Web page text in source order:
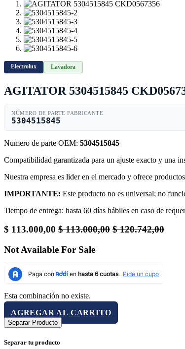
Electrolux Lavadora
AGITATOR 5304515845
NÚMERO DE PARTE FABRICANTE
5304515845
Numero de parte OEM: 5304515845
Compatibilidad garantizada para un ajuste exacto y una
Nuestra empresa es lider en el mercado y ofrece
IMPORTANTE: Este producto no es universal; no
Tiempo de entrega: hasta 60 días hábiles en caso de
$ 113.000,00 $113.000,00 $120.742,00
Not Available For Sale
Esta combinación no existe.
AGREGAR AL CARRITO
Separar Producto
Separar tu producto